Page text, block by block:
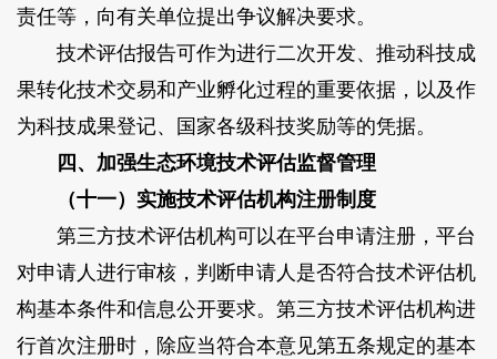
责任等，向有关单位提出争议解决要求。
技术评估报告可作为进行二次开发、推动科技成
果转化技术交易和产业孵化过程的重要依据，以及作
为科技成果登记、国家各级科技奖励等的凭据。
四、加强生态环境技术评估监督管理
（十一）实施技术评估机构注册制度
第三方技术评估机构可以在平台申请注册，平台
对申请人进行审核，判断申请人是否符合技术评估机
构基本条件和信息公开要求。第三方技术评估机构进
行首次注册时，除应当符合本意见第五条规定的基本